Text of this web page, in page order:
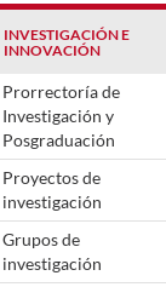
INVESTIGACIÓN E
INNOVACIÓN
Prorrectoría de
Investigación y
Posgraduación
Proyectos de
investigación
Grupos de
investigación